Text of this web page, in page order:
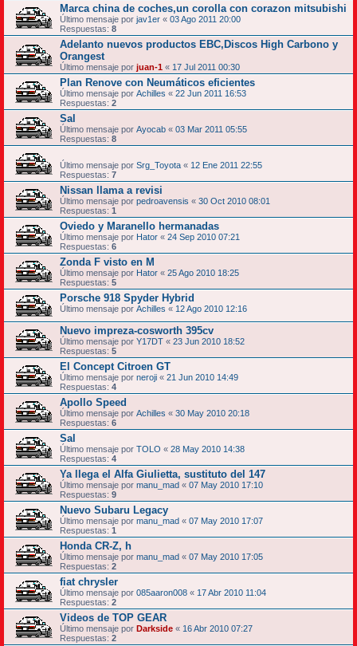
Marca china de coches,un corolla con corazon mitsubishi
Último mensaje por jav1er « 03 Ago 2011 20:00
Respuestas: 8
Adelanto nuevos productos EBC,Discos High Carbono y
Orangest
Último mensaje por juan-1 « 17 Jul 2011 00:30
Plan Renove con Neumáticos eficientes
Último mensaje por Achilles « 22 Jun 2011 16:53
Respuestas: 2
Sal
Último mensaje por Ayocab « 03 Mar 2011 05:55
Respuestas: 8
Último mensaje por Srg_Toyota « 12 Ene 2011 22:55
Respuestas: 7
Nissan llama a revisi
Último mensaje por pedroavensis « 30 Oct 2010 08:01
Respuestas: 1
Oviedo y Maranello hermanadas
Último mensaje por Hator « 24 Sep 2010 07:21
Respuestas: 6
Zonda F visto en M
Último mensaje por Hator « 25 Ago 2010 18:25
Respuestas: 5
Porsche 918 Spyder Hybrid
Último mensaje por Achilles « 12 Ago 2010 12:16
Nuevo impreza-cosworth 395cv
Último mensaje por Y17DT « 23 Jun 2010 18:52
Respuestas: 5
El Concept Citroen GT
Último mensaje por neroji « 21 Jun 2010 14:49
Respuestas: 4
Apollo Speed
Último mensaje por Achilles « 30 May 2010 20:18
Respuestas: 6
Sal
Último mensaje por TOLO « 28 May 2010 14:38
Respuestas: 4
Ya llega el Alfa Giulietta, sustituto del 147
Último mensaje por manu_mad « 07 May 2010 17:10
Respuestas: 9
Nuevo Subaru Legacy
Último mensaje por manu_mad « 07 May 2010 17:07
Respuestas: 1
Honda CR-Z, h
Último mensaje por manu_mad « 07 May 2010 17:05
Respuestas: 2
fiat chrysler
Último mensaje por 085aaron008 « 17 Abr 2010 11:04
Respuestas: 2
Videos de TOP GEAR
Último mensaje por Darkside « 16 Abr 2010 07:27
Respuestas: 2